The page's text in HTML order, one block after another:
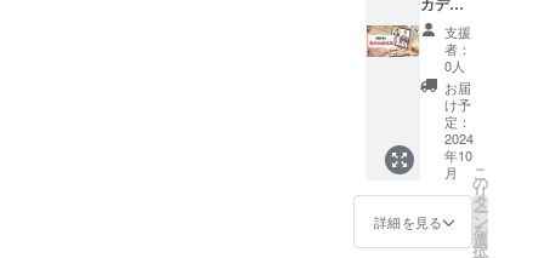
能で
す。何
卒、ご
協力の
ほどよ
ろしく
お願い
します
せが可
能で
す。何
卒、ご
協力の
ほどよ
ろしく
お願い
します
生の対
談動画
です。
※ご支援
を確認
後、準
備でき
次第
メール
にて動
ンクを
お送り
祥彦医
師が本
気で語
る60分
を超え
る対談
動画で
す。
【秦祥
彦医
歴】
1996年
最低で
し
た」、
この言
葉は、
側近た
ちはよ
く耳に
する言
葉で、
て最低
だった
親会に
は「緩
消法認
定技術
者」
「研修
生」
「イン
ストラ
ター」
以外は
以上の
歴史が
あり、
1,600回
以上の
実績が
ありま
す。
2025年
までの
間、好
きな日
ミー会
員向
け 戦
略会議
参加権
利】
12ヶ月
（一
社）日
本健康
機構が
1ヶ月に
支援
者：
0人
お届
け予
定：
2024
年10
月
詳細を見る
こ
の
リ
タ
ー
ン
を
選
択